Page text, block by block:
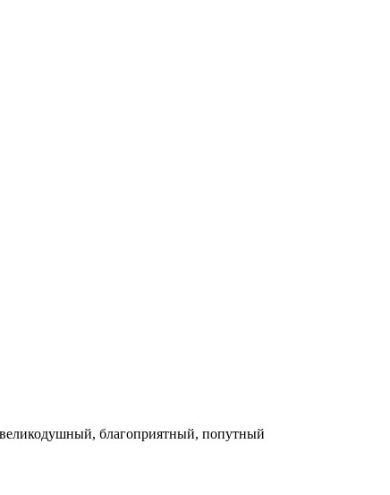
благоприятный, попутный